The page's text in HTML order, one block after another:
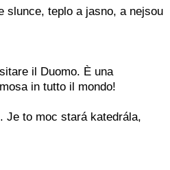
slunce, teplo a jasno, a nejsou
il Duomo. È una
in tutto il mondo!
Je to moc stará katedrála,